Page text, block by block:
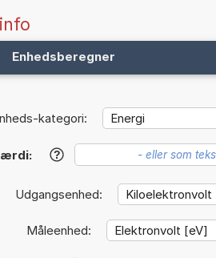
Enhedsberegner
kategori:
?
Udgangsenhed:
Måleenhed: